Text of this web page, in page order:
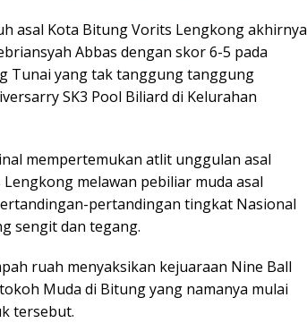
asal Kota Bitung Vorits Lengkong akhirnya
Abbas dengan skor 6-5 pada
Tunai yang tak tanggung tanggung
SK3 Pool Biliard di Kelurahan
mempertemukan atlit unggulan asal
melawan pebiliar muda asal
pertandingan tingkat Nasional
sengit dan tegang.
ruah menyaksikan kejuaraan Nine Ball
Muda di Bitung yang namanya mulai
tersebut.